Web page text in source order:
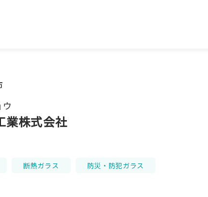
業株式会社
断熱ガラス 防災・防犯ガラス